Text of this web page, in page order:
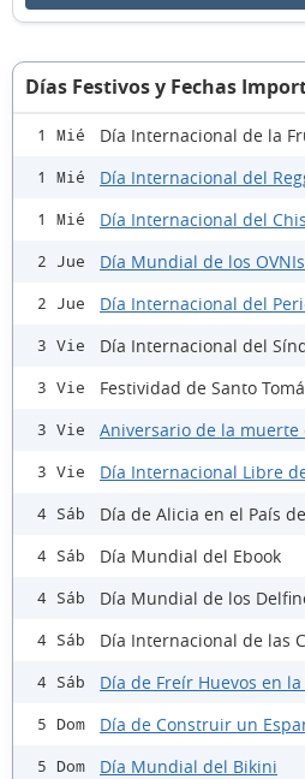
Días Festivos y Fechas
1 Mié Día Internacional de la
1 Mié Día Internacional del
1 Mié Día Internacional del
2 Jue Día Mundial de los OVNIs
2 Jue Día Internacional del
3 Vie Día Internacional del
3 Vie Festividad de Santo
3 Vie Aniversario de la muerte
3 Vie Día Internacional Libre
4 Sáb Día de Alicia en el País
4 Sáb Día Mundial del Ebook
4 Sáb Día Mundial de los
4 Sáb Día Internacional de las
4 Sáb Día de Freír Huevos en la
5 Dom Día de Construir un
5 Dom Día Mundial del Bikini